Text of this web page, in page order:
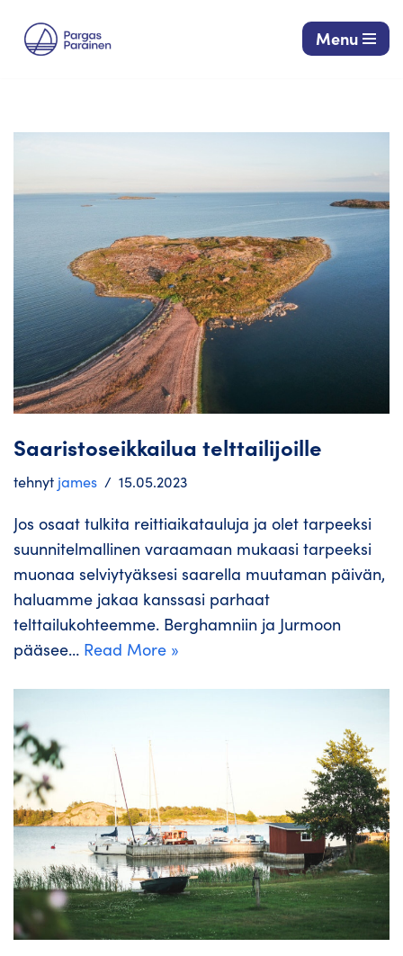
Siirry
Menu
Saaristoseikkailua telttailijoille
tehnyt james 15.05.2023
Jos osaat tulkita reittiaikatauluja ja olet tarpeeksi
suunnitelmallinen varaamaan mukaasi tarpeeksi
muonaa selviytyäksesi saarella muutaman päivän,
haluamme jakaa kanssasi parhaat
telttailukohteemme. Berghamniin ja Jurmoon
pääsee… Read More »